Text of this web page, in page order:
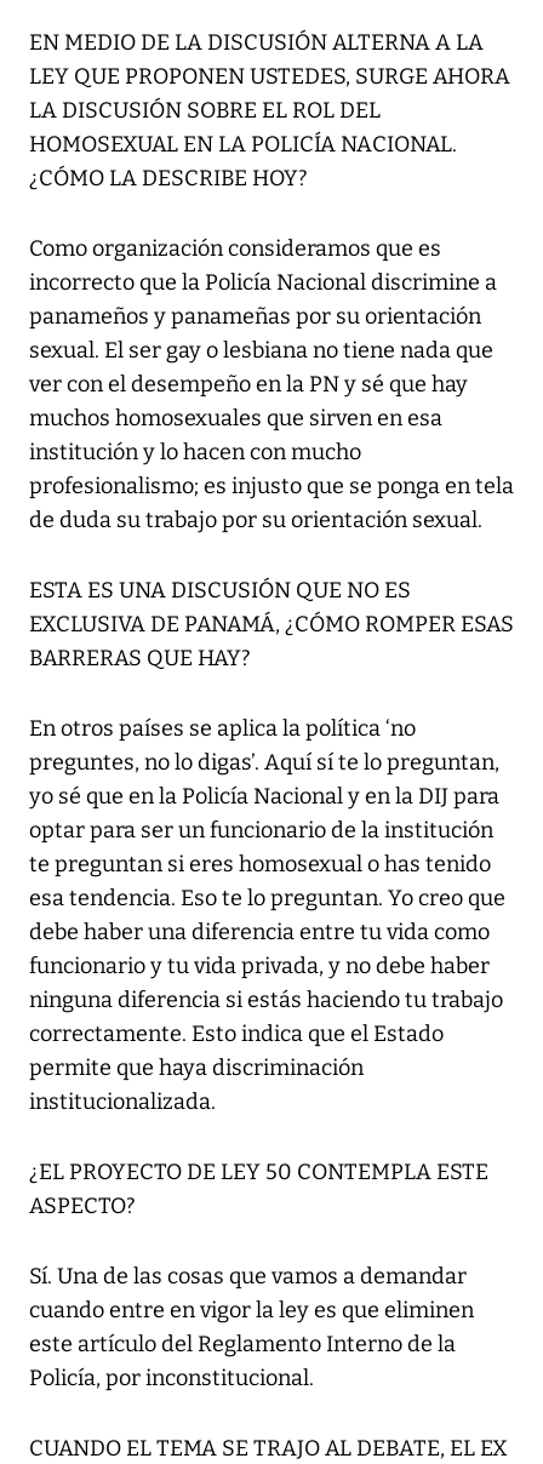
EN MEDIO DE LA DISCUSIÓN ALTERNA A LA
LEY QUE PROPONEN USTEDES, SURGE AHORA
LA DISCUSIÓN SOBRE EL ROL DEL
HOMOSEXUAL EN LA POLICÍA NACIONAL.
¿CÓMO LA DESCRIBE HOY?
Como organización consideramos que es
incorrecto que la Policía Nacional discrimine a
panameños y panameñas por su orientación
sexual. El ser gay o lesbiana no tiene nada que
ver con el desempeño en la PN y sé que hay
muchos homosexuales que sirven en esa
institución y lo hacen con mucho
profesionalismo; es injusto que se ponga en tela
de duda su trabajo por su orientación sexual.
ESTA ES UNA DISCUSIÓN QUE NO ES
EXCLUSIVA DE PANAMÁ, ¿CÓMO ROMPER ESAS
BARRERAS QUE HAY?
En otros países se aplica la política ‘no
preguntes, no lo digas’. Aquí sí te lo preguntan,
yo sé que en la Policía Nacional y en la DIJ para
optar para ser un funcionario de la institución
te preguntan si eres homosexual o has tenido
esa tendencia. Eso te lo preguntan. Yo creo que
debe haber una diferencia entre tu vida como
funcionario y tu vida privada, y no debe haber
ninguna diferencia si estás haciendo tu trabajo
correctamente. Esto indica que el Estado
permite que haya discriminación
institucionalizada.
¿EL PROYECTO DE LEY 50 CONTEMPLA ESTE
ASPECTO?
Sí. Una de las cosas que vamos a demandar
cuando entre en vigor la ley es que eliminen
este artículo del Reglamento Interno de la
Policía, por inconstitucional.
CUANDO EL TEMA SE TRAJO AL DEBATE, EL EX